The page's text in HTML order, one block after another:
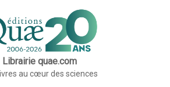
Librairie quae.com
au cœur des sciences